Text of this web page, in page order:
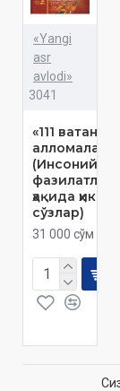
«Yangi
asr
avlodi»
3041
«111 ватандош
(Инсоний
фазилатлар
ҳақида
сўзлар)
31 000 сўм